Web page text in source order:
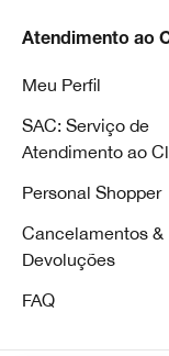
Atendimento ao
Meu Perfil
SAC: Serviço de
Atendimento ao
Personal Shopper
Cancelamentos &
Devoluções
FAQ